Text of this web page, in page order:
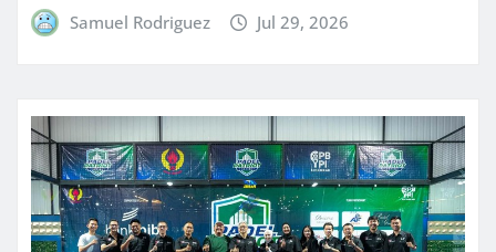
Samuel Rodriguez Jul 29, 2026